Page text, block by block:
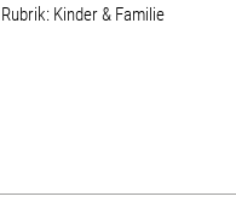
Rubrik: Kinder & Familie